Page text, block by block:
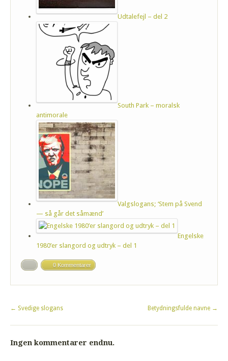
Udtalefejl – del 2
South Park – moralsk
antimorale
Valgslogans; ‘Stem på Svend
— så går det såmænd’
Engelske
1980’er slangord og udtryk – del 1
0 Kommentarer
← Svedige slogans Betydningsfulde navne →
Ingen kommentarer endnu.